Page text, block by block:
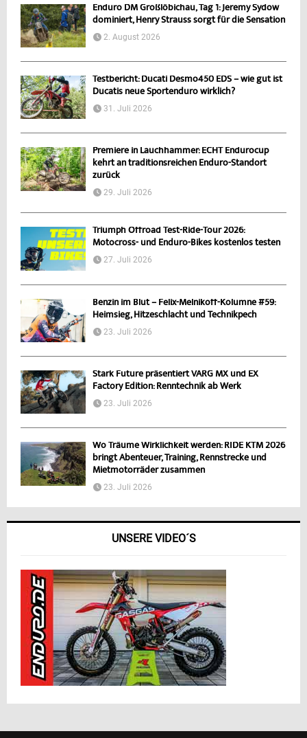
Enduro DM Großlöbichau, Tag 1: Jeremy Sydow
dominiert, Henry Strauss sorgt für die Sensation
2. August 2026
Testbericht: Ducati Desmo450 EDS – wie gut ist
Ducatis neue Sportenduro wirklich?
31. Juli 2026
Premiere in Lauchhammer: ECHT Endurocup
kehrt an traditionsreichen Enduro-Standort
zurück
29. Juli 2026
Triumph Offroad Test-Ride-Tour 2026:
Motocross- und Enduro-Bikes kostenlos testen
27. Juli 2026
Benzin im Blut – Felix-Melnikoff-Kolumne #59:
Heimsieg, Hitzeschlacht und Technikpech
23. Juli 2026
Stark Future präsentiert VARG MX und EX
Factory Edition: Renntechnik ab Werk
23. Juli 2026
Wo Träume Wirklichkeit werden: RIDE KTM 2026
bringt Abenteuer, Training, Rennstrecke und
Mietmotorräder zusammen
23. Juli 2026
UNSERE VIDEO´S